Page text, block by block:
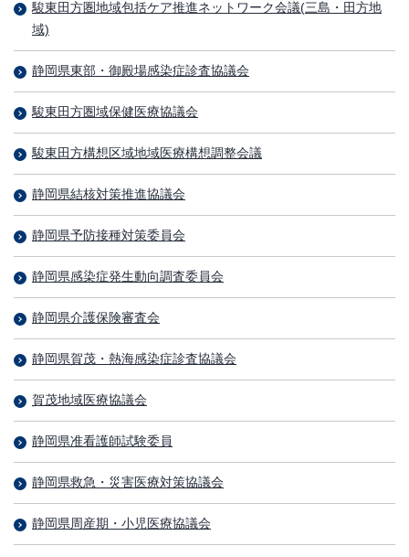
駿東田方圏地域包括ケア推進ネットワーク会議(三島・田方地
域)
静岡県東部・御殿場感染症診査協議会
駿東田方圏域保健医療協議会
駿東田方構想区域地域医療構想調整会議
静岡県結核対策推進協議会
静岡県予防接種対策委員会
静岡県感染症発生動向調査委員会
静岡県介護保険審査会
静岡県賀茂・熱海感染症診査協議会
賀茂地域医療協議会
静岡県准看護師試験委員
静岡県救急・災害医療対策協議会
静岡県周産期・小児医療協議会